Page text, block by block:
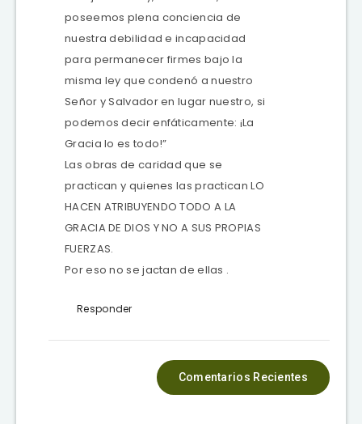
poseemos plena conciencia de
nuestra debilidad e incapacidad
para permanecer firmes bajo la
misma ley que condenó a nuestro
Señor y Salvador en lugar nuestro, si
podemos decir enfáticamente: ¡La
Gracia lo es todo!”
Las obras de caridad que se
practican y quienes las practican LO
HACEN ATRIBUYENDO TODO A LA
GRACIA DE DIOS Y NO A SUS PROPIAS
FUERZAS.
Por eso no se jactan de ellas .
Responder
Comentarios Recientes